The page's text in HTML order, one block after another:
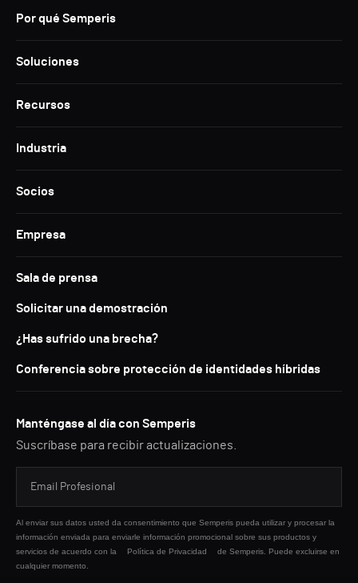
Por qué Semperis
Soluciones
Recursos
Industria
Socios
Empresa
Sala de prensa
Solicitar una demostración
¿Has sufrido una brecha?
Conferencia sobre protección de identidades híbridas
Manténgase al día con Semperis
Suscríbase para recibir actualizaciones.
Al enviar sus datos usted da consentimiento que Semperis pueda utilizar y procesar la
información enviada para enviarle información promocional sobre sus productos y
servicios de acuerdo con la
Política de Privacidad
de Semperis. Puede excluirse en
cualquier momento.